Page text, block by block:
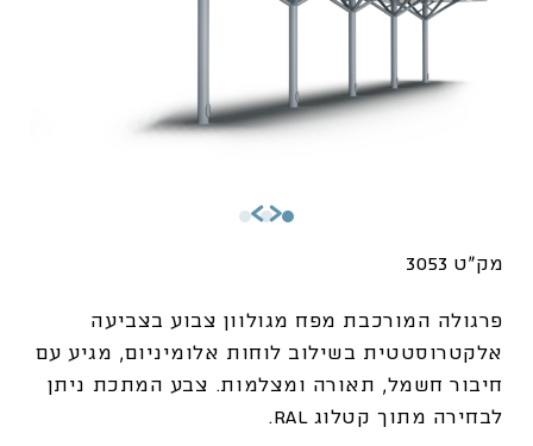
מק"ט 3053
פרגולה המורכבת מפח מגולוון צבוע בצביעה
אלקטרוסטטית בשילוב לוחות אלומיניום, מגיע עם
חיבור חשמל, תאורה ומצלמות. צבע המתכת ניתן
לבחירה מתוך קטלוג RAL.